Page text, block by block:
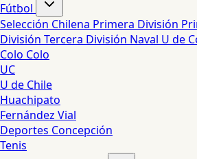
Fútbol
Selección Chilena Primera División
División Tercera División Naval U de
Colo Colo
UC
U de Chile
Huachipato
Fernández Vial
Deportes Concepción
Tenis